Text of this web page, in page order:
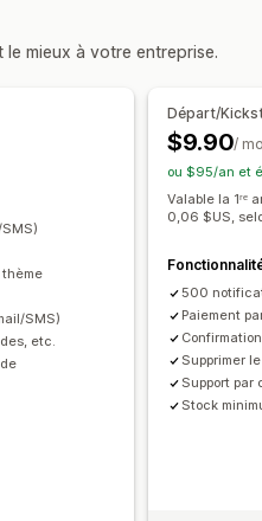
Variantes
Panier mixte
web E-mail SMS
de rapports
stocks
des ventes
mieux à votre entreprise.
SMS)
etc.
Départ/
$9.90/
ou $95/an et
Valable la 1ʳᵉ
0,06 $US,
500
Paiement
Supprimer
Support par
Stock